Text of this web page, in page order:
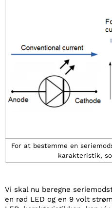
For at bestemme en
karakteristik,
Vi skal nu beregne
en rød LED og en 9 volt